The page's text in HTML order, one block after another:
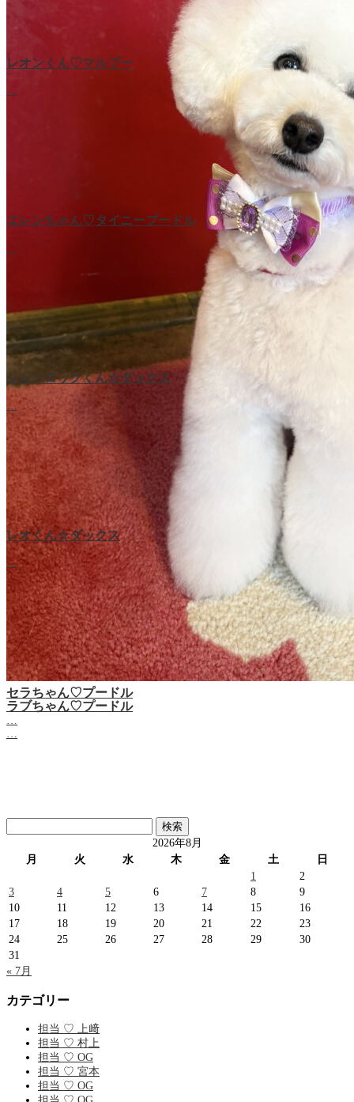
ラブちゃん♡プードル
レオンくん♡マルプー
エレンちゃん♡タイニープードル
シャーロックくん☆ダックス
レオくん☆ダックス
…
セラちゃん♡プードル
索:
2026年8月
月
火 水 木 金 土
日
1
2
3
4 5 6 7 8
9
10
11 12 13 14 15
16
17
18 19 20 21 22
23
24
25 26 27 28 29
30
31
« 7月
カテゴリー
担当 ♡ 上﨑
担当 ♡ 村上
担当 ♡ OG
担当 ♡ 宮本
担当 ♡ OG